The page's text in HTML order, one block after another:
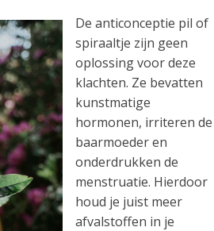
De anticonceptie pil of
spiraaltje zijn geen
oplossing voor deze
klachten. Ze bevatten
kunstmatige
hormonen, irriteren de
baarmoeder en
onderdrukken de
menstruatie. Hierdoor
houd je juist meer
afvalstoffen in je